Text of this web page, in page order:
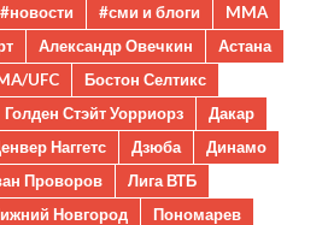
#новости #сми и блоги
MMA
Александр Овечкин
Астана
UFC
Бостон Селтикс
Голден Стэйт Уорриорз
Дакар
Наггетс Дзюба
Динамо
Проворов
Лига ВТБ
Новгород
Пономарев